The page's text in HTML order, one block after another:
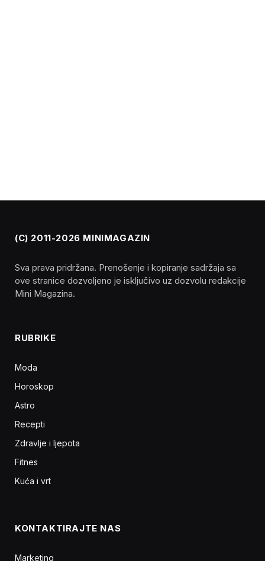
(C) 2011-2026 MINIMAGAZIN
Sva prava pridržana. Prenošenje i kopiranje sadržaja sa
ove stranice dozvoljeno je isključivo uz dozvolu redakcije
Mini Magazina.
RUBRIKE
Moda
Horoskop
Astro
Recepti
Zdravlje i ljepota
Fitnes
Kuća i vrt
KONTAKTIRAJTE NAS
Marketing